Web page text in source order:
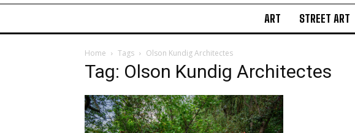
ART STREET ART
Home Tags Olson Kundig Architectes
Tag: Olson Kundig Architectes